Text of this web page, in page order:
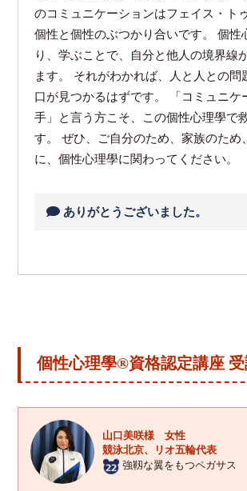
のコミュニケーションはフェイス・ト
個性と個性のぶつかり合いです。 個性
り、学ぶことで、自分と他人の境界線
ます。 それがわかれば、人と人との問
口が見つかるはずです。 「コミュニケ
手」と言う方こそ、この個性心理學で
す。 ぜひ、ご自分のため、家族のため
に、個性心理學に関わってください。
ありがとうございました。
個性心理學®資格認定講座
山口美咲様 女性
競泳北京、リオ五輪代表
強靱な翼をもつペガサス